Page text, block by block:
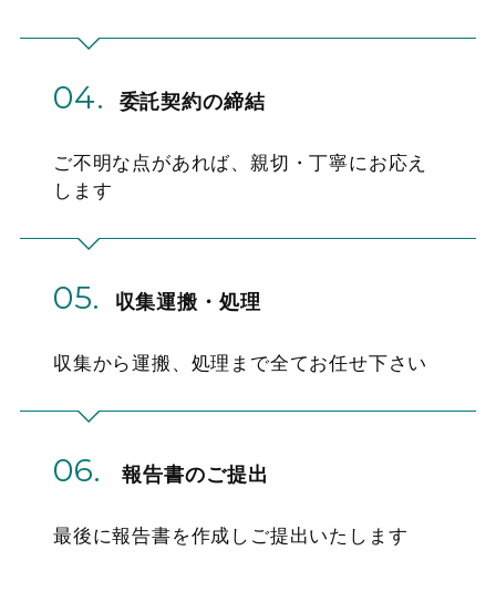
04. 委託契約の締結
ご不明な点があれば、親切・丁寧にお応え
します
05. 収集運搬・処理
収集から運搬、処理まで全てお任せ下さい
06. 報告書のご提出
最後に報告書を作成しご提出いたします